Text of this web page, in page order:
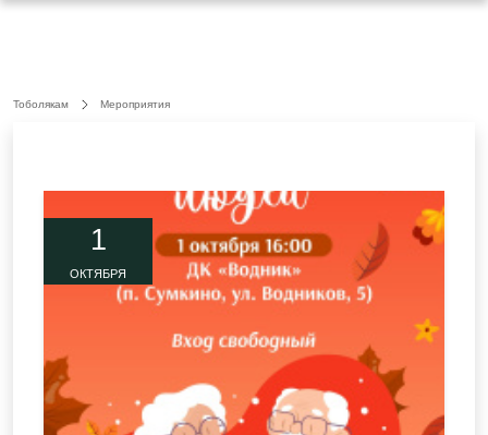
Тоболякам Мероприятия
1
ОКТЯБРЯ